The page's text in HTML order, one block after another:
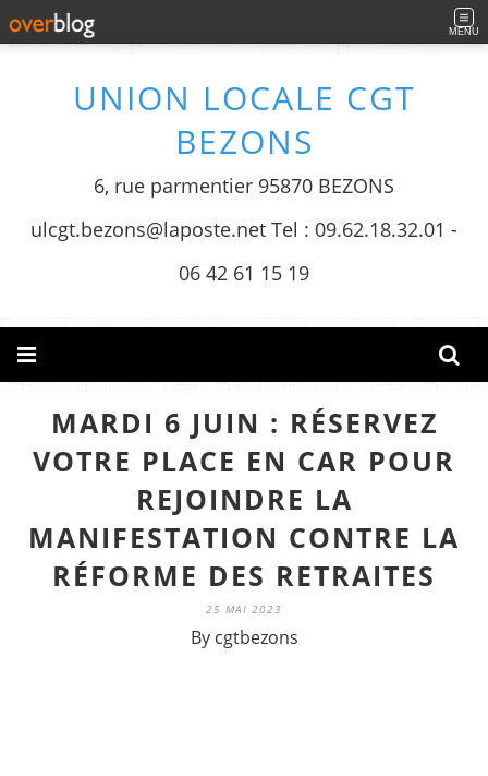
MENU
UNION LOCALE CGT
BEZONS
6, rue parmentier 95870 BEZONS
ulcgt.bezons@laposte.net Tel : 09.62.18.32.01 -
06 42 61 15 19
MARDI 6 JUIN : RÉSERVEZ
VOTRE PLACE EN CAR POUR
REJOINDRE LA
MANIFESTATION CONTRE LA
RÉFORME DES RETRAITES
25 MAI 2023
By cgtbezons